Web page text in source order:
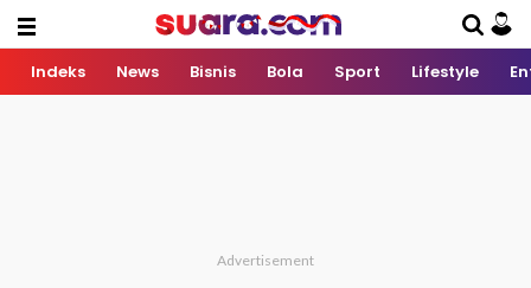
Indeks News Bisnis Bola Sport Lifestyle